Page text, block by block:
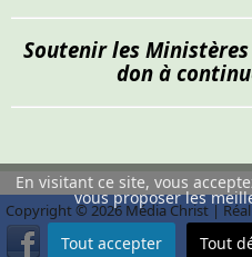
Soutenir les
don à
Copyright © 2026 Média Christ |
En visitant ce site, vous
vous proposer les
Tout accepter Tout